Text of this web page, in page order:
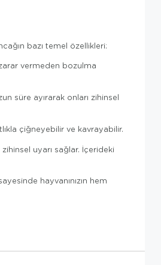
bazı temel özellikleri:
vermeden bozulma
süre ayırarak onları zihinsel
çiğneyebilir ve kavrayabilir.
uyarı sağlar. İçerideki
hayvanınızın hem